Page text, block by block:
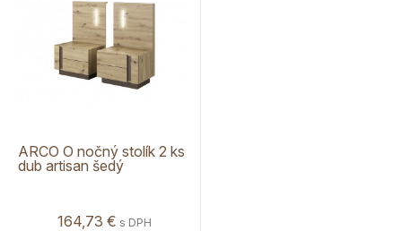
ARCO O nočný stolík 2 ks
dub artisan šedý
164,73 € s DPH